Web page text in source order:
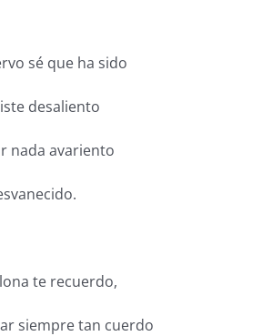
sé que ha sido
desaliento
nada avariento
te recuerdo,
siempre tan cuerdo